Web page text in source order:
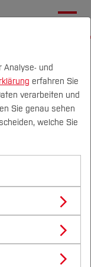
Quicklinks
und
erfahren Sie
verarbeiten und
Sie genau sehen
welche Sie